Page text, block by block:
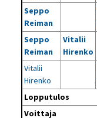
Seppo
Reiman
Seppo
Reiman
Vitalii
Hirenko
Vitalii
Hirenko
Lopputulos
Voittaja